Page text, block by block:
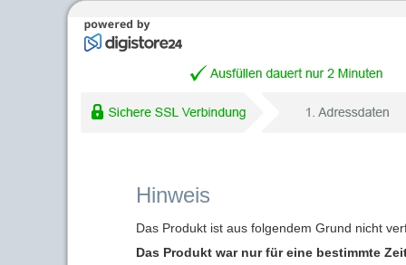
Hinweis
Das Produkt ist aus folgendem Grund nicht
Das Produkt war nur für eine bestimmte